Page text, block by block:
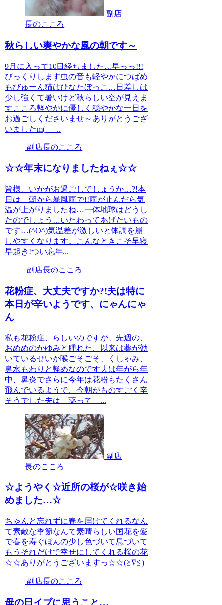
副店
長のこころ
秋らしい爽やかな風の朝です～
9月に入って10日経ちました…早っっ!!!
びっくりします虫の音も軽やかにつばめ
もびゅーん猫はひなたぼっこ…日差しは
少し強くて暑いけど秋らしい空が見えま
すこころ軽やかに優しく穏やかな一日を
お過ごしくださいませ～ありがとうござ
いましたm(_ _...
副店長のこころ
☆☆年末になりましたねぇ☆☆
皆様、いかがお過ごしでしょうか…?!本
日は、朝から暴風雨で!!雨が止んだら気
温が上がりましたね…一体地球はどうし
たのでしょう…いたわってあげたいもの
です…(^O^)気温差が激しいと体調を崩
しやすくなります。こんなときこそ早寝
早起き!つい忘年...
副店長のこころ
花粉症、大丈夫ですか?!夫は特に
本日が辛いようです、にゃんにゃ
ん
私も花粉症、らしいのですが、先週の、
おめめのかゆみと腫れた、以来は薬が効
いているせいか喉ごそごそ、くしゃみ、
鼻水もわりと軽めなのです夫は年がら年
中、鼻炎でさらに今年は花粉もたくさん
飛んでいるようで、今朝がものすごく辛
そうでした夫は、薬って、...
副店
長のこころ
☆ようやく☆近所の桜が☆咲き始
めました…☆
ちゃんと忘れずに春を届けてくれるなん
て素敵な季節なんて素晴らしい国花を愛
で春を寿ぐほんの少し色づいて息づいて
もうそれだけで幸せにしてくれる桜の花
☆☆ありがとうございますっ☆☆(≧∇≦)
副店長のこころ
母の日イブに思うこと…